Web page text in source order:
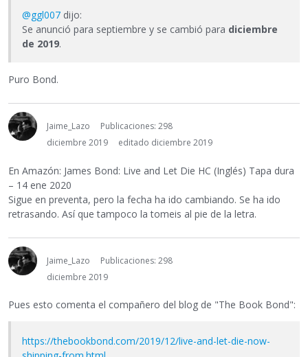
@ggl007 dijo:
Se anunció para septiembre y se cambió para diciembre
de 2019.
Puro Bond.
Jaime_Lazo
Publicaciones: 298
diciembre 2019
editado diciembre 2019
En Amazón: James Bond: Live and Let Die HC (Inglés) Tapa dura
– 14 ene 2020
Sigue en preventa, pero la fecha ha ido cambiando. Se ha ido
retrasando. Así que tampoco la tomeis al pie de la letra.
Jaime_Lazo
Publicaciones: 298
diciembre 2019
Pues esto comenta el compañero del blog de "The Book Bond":
https://thebookbond.com/2019/12/live-and-let-die-now-